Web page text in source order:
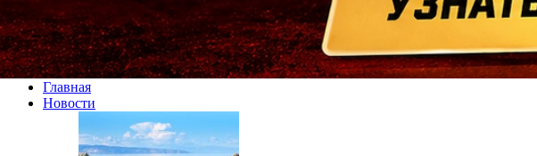
Главная
Новости